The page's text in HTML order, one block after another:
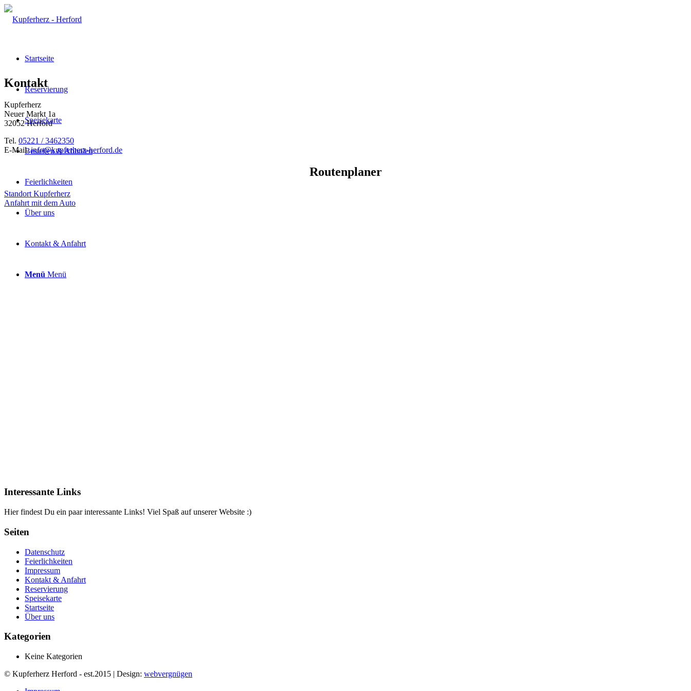
Startseite
Reservierung
Speisekarte
Bestellen & Abholen
Feierlichkeiten
Über uns
Kontakt & Anfahrt
Menü Menü
Kontakt
Kupferherz
Neuer Markt 1a
32052 Herford
Tel. 05221 / 3462350
E-Mail.info@kupferherz-herford.de
Routenplaner
Standort Kupferherz
Anfahrt mit dem Auto
Interessante Links
Hier findest Du ein paar interessante Links! Viel Spaß auf unserer Website :)
Seiten
Datenschutz
Feierlichkeiten
Impressum
Kontakt & Anfahrt
Reservierung
Speisekarte
Startseite
Über uns
Kategorien
Keine Kategorien
© Kupferherz Herford - est.2015 | Design: webvergnügen